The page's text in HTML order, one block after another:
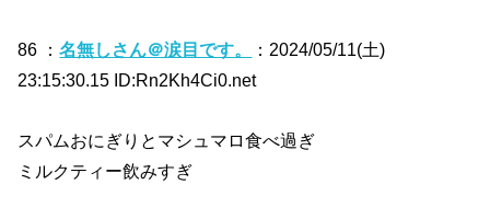
86 ：名無しさん＠涙目です。
：2024/05/11(土)
23:15:30.15 ID:Rn2Kh4Ci0.net
スパムおにぎりとマシュマロ食べ過ぎ
ミルクティー飲みすぎ